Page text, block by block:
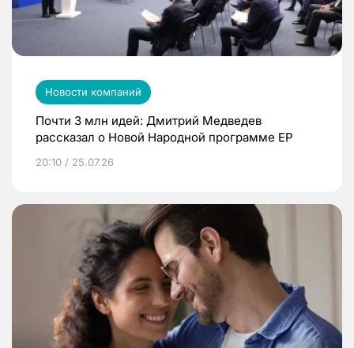
Новости компаний
Почти 3 млн идей: Дмитрий Медведев
рассказал о Новой Народной программе ЕР
20:10 / 25.07.26